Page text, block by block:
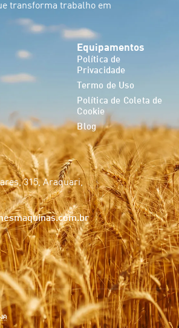
transforma trabalho em
Equipamentos
Política de
Privacidade
Termo de Uso
Política de Coleta de
Cookie
Blog
315, Araquari,